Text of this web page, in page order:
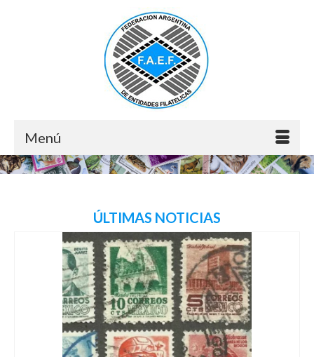
Menú
ÚLTIMAS NOTICIAS